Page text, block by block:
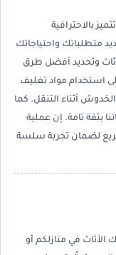
بالاحترافية
متطلباتك واحتياجاتك
وتحديد أفضل طرق
استخدام مواد تغليف
أثناء التنقل. كما
بثقة تامة. إن عملية
لضمان تجربة سلسة
الأثاث في منازلكم أو